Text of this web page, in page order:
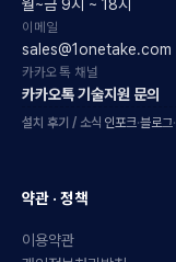
월~금 9시 ~ 18시
이메일
sales@1onetake.com
카카오톡 채널
카카오톡 기술지원 문의
설치 후기 / 소식 인포크·블로그·
약관 · 정책
이용약관